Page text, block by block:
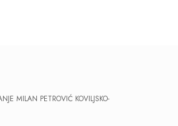
MILAN PETROVIĆ KOVILJSKO-